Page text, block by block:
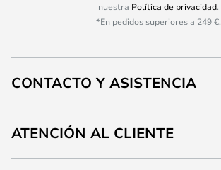
nuestra Política de privacidad.
*En pedidos superiores a 249 €.
CONTACTO Y ASISTENCIA
ATENCIÓN AL CLIENTE